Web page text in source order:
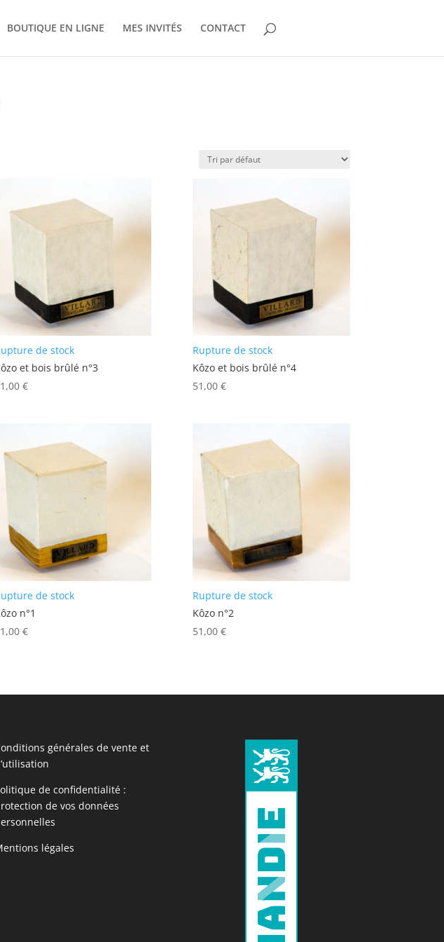
BOUTIQUE EN LIGNE MES INVITÉS CONTACT
de stock
et bois brûlé n°3
€
Rupture de stock
Kôzo et bois brûlé n°4
51,00€
de stock
n°1
€
Rupture de stock
Kôzo n°2
51,00€
générales de vente et
de confidentialité :
de vos données
légales